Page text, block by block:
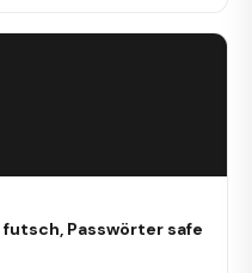
Passwörter safe